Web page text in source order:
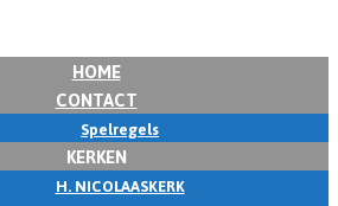
HOME
CONTACT
Spelregels
KERKEN
H. NICOLAASKERK